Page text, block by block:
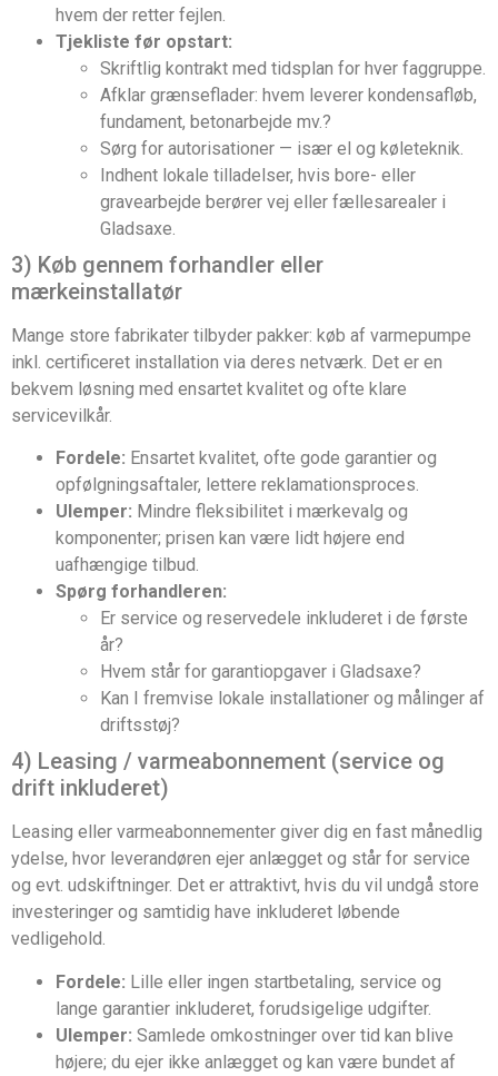
hvem der retter fejlen.
Tjekliste før opstart:
Skriftlig kontrakt med tidsplan for hver faggruppe.
Afklar grænseflader: hvem leverer kondensafløb,
fundament, betonarbejde mv.?
Sørg for autorisationer — især el og køleteknik.
Indhent lokale tilladelser, hvis bore- eller
gravearbejde berører vej eller fællesarealer i
Gladsaxe.
3) Køb gennem forhandler eller
mærkeinstallatør
Mange store fabrikater tilbyder pakker: køb af varmepumpe
inkl. certificeret installation via deres netværk. Det er en
bekvem løsning med ensartet kvalitet og ofte klare
servicevilkår.
Fordele: Ensartet kvalitet, ofte gode garantier og
opfølgningsaftaler, lettere reklamationsproces.
Ulemper: Mindre fleksibilitet i mærkevalg og
komponenter; prisen kan være lidt højere end
uafhængige tilbud.
Spørg forhandleren:
Er service og reservedele inkluderet i de første
år?
Hvem står for garantiopgaver i Gladsaxe?
Kan I fremvise lokale installationer og målinger af
driftsstøj?
4) Leasing / varmeabonnement (service og
drift inkluderet)
Leasing eller varmeabonnementer giver dig en fast månedlig
ydelse, hvor leverandøren ejer anlægget og står for service
og evt. udskiftninger. Det er attraktivt, hvis du vil undgå store
investeringer og samtidig have inkluderet løbende
vedligehold.
Fordele: Lille eller ingen startbetaling, service og
lange garantier inkluderet, forudsigelige udgifter.
Ulemper: Samlede omkostninger over tid kan blive
højere; du ejer ikke anlægget og kan være bundet af